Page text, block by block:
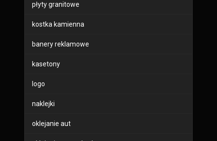
płyty granitowe
kostka kamienna
banery reklamowe
kasetony
logo
naklejki
oklejanie aut